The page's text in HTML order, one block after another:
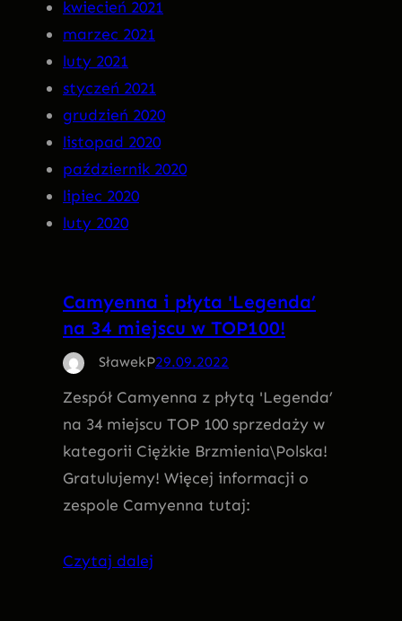
kwiecień 2021
marzec 2021
luty 2021
styczeń 2021
grudzień 2020
listopad 2020
październik 2020
lipiec 2020
luty 2020
Camyenna i płyta 'Legenda’
na 34 miejscu w TOP100!
SławekP29.09.2022
Zespół Camyenna z płytą 'Legenda’
na 34 miejscu TOP 100 sprzedaży w
kategorii Ciężkie Brzmienia\Polska!
Gratulujemy! Więcej informacji o
zespole Camyenna tutaj:
Czytaj dalej